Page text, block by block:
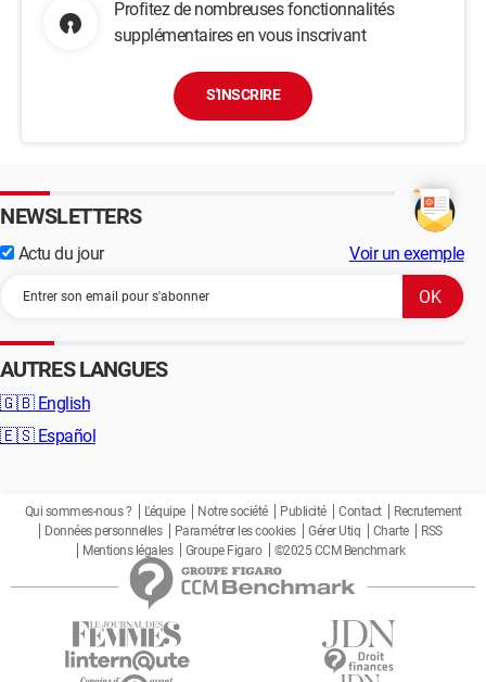
Profitez de nombreuses fonctionnalités
supplémentaires en vous inscrivant
S'INSCRIRE
NEWSLETTERS
Actu du jour Voir un exemple
AUTRES LANGUES
🇬🇧 English
🇪🇸 Español
Qui sommes-nous ? L'équipe Notre société Publicité Contact
Recrutement
Données personnelles
Paramétrer les cookies Gérer Utiq Charte
RSS
Mentions légales
Groupe Figaro ©2025 CCM Benchmark